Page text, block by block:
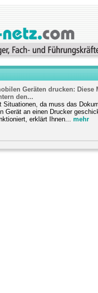
Geräten drucken: Diese
den...
Situationen, da muss das
Gerät an einen Drucker
erklärt Ihnen...
mehr